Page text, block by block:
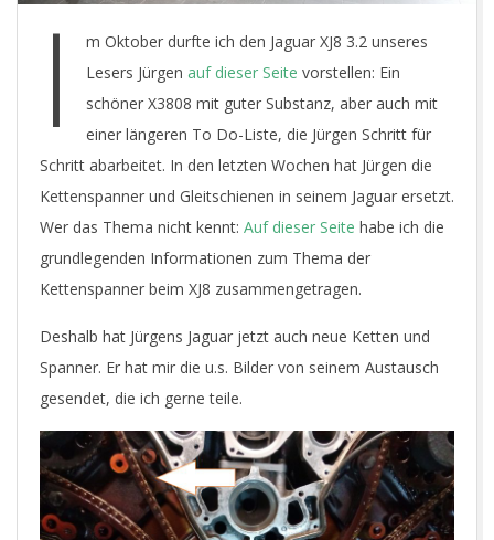
I
m Oktober durfte ich den Jaguar XJ8 3.2 unseres
Lesers Jürgen auf dieser Seite vorstellen: Ein
schöner X3808 mit guter Substanz, aber auch mit
einer längeren To Do-Liste, die Jürgen Schritt für
Schritt abarbeitet. In den letzten Wochen hat Jürgen die
Kettenspanner und Gleitschienen in seinem Jaguar ersetzt.
Wer das Thema nicht kennt: Auf dieser Seite habe ich die
grundlegenden Informationen zum Thema der
Kettenspanner beim XJ8 zusammengetragen.
Deshalb hat Jürgens Jaguar jetzt auch neue Ketten und
Spanner. Er hat mir die u.s. Bilder von seinem Austausch
gesendet, die ich gerne teile.